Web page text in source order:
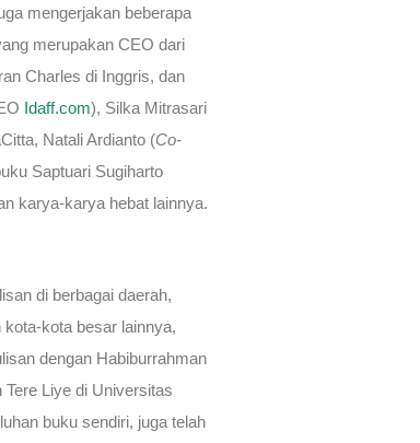
mengerjakan beberapa
merupakan CEO dari
Charles di Inggris, dan
Idaff.com), Silka Mitrasari
Natali Ardianto (Co-
Saptuari Sugiharto
karya-karya hebat lainnya.
di berbagai daerah,
kota besar lainnya,
dengan Habiburrahman
Liye di Universitas
buku sendiri, juga telah